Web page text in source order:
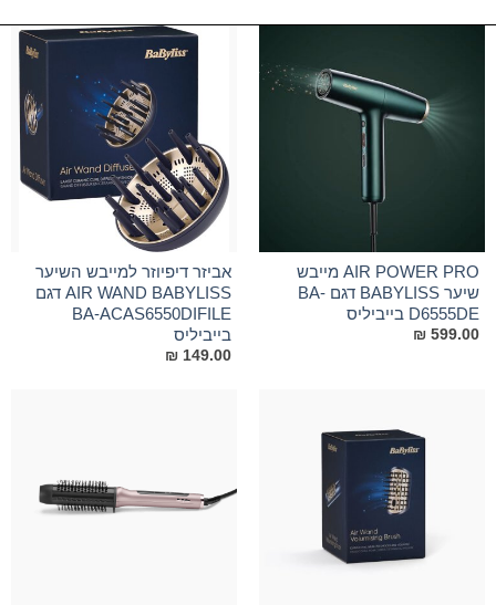
AIR POWER PRO מייבש
שיער BABYLISS דגם BA-
D6555DE בייביליס
₪ 599.00
אביזר דיפיוזר למייבש השיער
AIR WAND BABYLISS דגם
בייביליס
₪ 149.00